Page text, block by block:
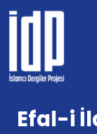
Efal-i